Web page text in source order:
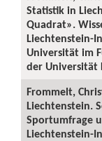
Statistik in
Quadrat».
Liechtenstein-
Universität im
der Universität
Frommelt,
Liechtenstein.
Sportumfrage
Liechtenstein-